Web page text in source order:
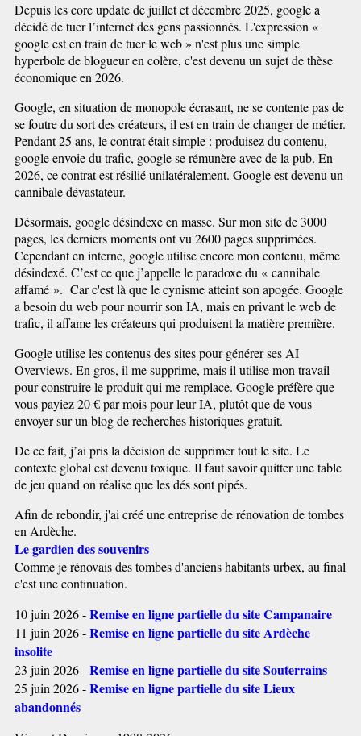
Depuis les core update de juillet et décembre 2025, google a
décidé de tuer l’internet des gens passionnés. L'expression «
google est en train de tuer le web » n'est plus une simple
hyperbole de blogueur en colère, c'est devenu un sujet de thèse
économique en 2026.
Google, en situation de monopole écrasant, ne se contente pas de
se foutre du sort des créateurs, il est en train de changer de métier.
Pendant 25 ans, le contrat était simple : produisez du contenu,
google envoie du trafic, google se rémunère avec de la pub. En
2026, ce contrat est résilié unilatéralement. Google est devenu un
cannibale dévastateur.
Désormais, google désindexe en masse. Sur mon site de 3000
pages, les derniers moments ont vu 2600 pages supprimées.
Cependant en interne, google utilise encore mon contenu, même
désindexé. C’est ce que j’appelle le paradoxe du « cannibale
affamé ». Car c'est là que le cynisme atteint son apogée. Google
a besoin du web pour nourrir son IA, mais en privant le web de
trafic, il affame les créateurs qui produisent la matière première.
Google utilise les contenus des sites pour générer ses AI
Overviews. En gros, il me supprime, mais il utilise mon travail
pour construire le produit qui me remplace. Google préfère que
vous payiez 20 € par mois pour leur IA, plutôt que de vous
envoyer sur un blog de recherches historiques gratuit.
De ce fait, j’ai pris la décision de supprimer tout le site. Le
contexte global est devenu toxique. Il faut savoir quitter une table
de jeu quand on réalise que les dés sont pipés.
Afin de rebondir, j'ai créé une entreprise de rénovation de tombes
en Ardèche.
Le gardien des souvenirs
Comme je rénovais des tombes d'anciens habitants urbex, au final
c'est une continuation.
10 juin 2026 -Remise en ligne partielle du site Campanaire
11 juin 2026 -Remise en ligne partielle du site Ardèche
insolite
23 juin 2026 -Remise en ligne partielle du site Souterrains
25 juin 2026 -Remise en ligne partielle du site Lieux
abandonnés